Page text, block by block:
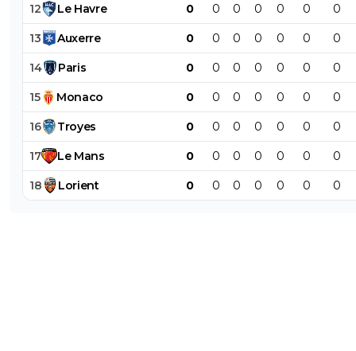
12 Le Havre 0 0 0 0 0 0 0
13 Auxerre 0 0 0 0 0 0 0
14 Paris 0 0 0 0 0 0 0
15 Monaco 0 0 0 0 0 0 0
16 Troyes 0 0 0 0 0 0 0
17 Le Mans 0 0 0 0 0 0 0
18 Lorient 0 0 0 0 0 0 0